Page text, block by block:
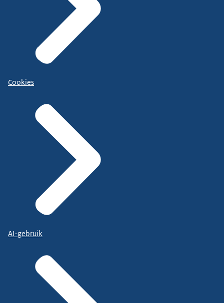
Cookies
AI-gebruik